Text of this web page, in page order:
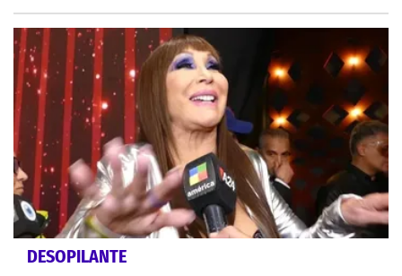
DESOPILANTE